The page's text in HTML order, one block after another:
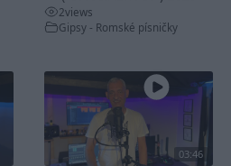
2views
Gipsy - Romské písničky
03:46